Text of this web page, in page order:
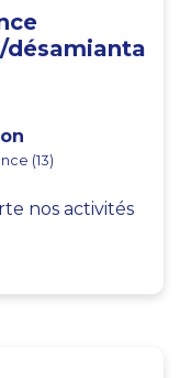
(13)
nos activités